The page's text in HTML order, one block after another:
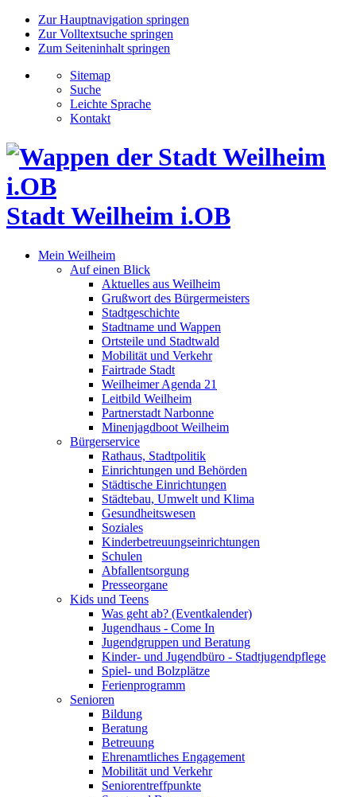
Zur Hauptnavigation springen
Zur Volltextsuche springen
Zum Seiteninhalt springen
Sitemap
Suche
Leichte Sprache
Kontakt
Stadt Weilheim i.OB
Mein Weilheim
Auf einen Blick
Aktuelles aus Weilheim
Grußwort des Bürgermeisters
Stadtgeschichte
Stadtname und Wappen
Ortsteile und Stadtwald
Mobilität und Verkehr
Fairtrade Stadt
Weilheimer Agenda 21
Leitbild Weilheim
Partnerstadt Narbonne
Minenjagdboot Weilheim
Bürgerservice
Rathaus, Stadtpolitik
Einrichtungen und Behörden
Städtische Einrichtungen
Städtebau, Umwelt und Klima
Gesundheitswesen
Soziales
Kinderbetreuungseinrichtungen
Schulen
Abfallentsorgung
Presseorgane
Kids und Teens
Was geht ab? (Eventkalender)
Jugendhaus - Come In
Jugendgruppen und Beratung
Kinder- und Jugendbüro - Stadtjugendpflege
Spiel- und Bolzplätze
Ferienprogramm
Senioren
Bildung
Beratung
Betreuung
Ehrenamtliches Engagement
Mobilität und Verkehr
Seniorentreffpunkte